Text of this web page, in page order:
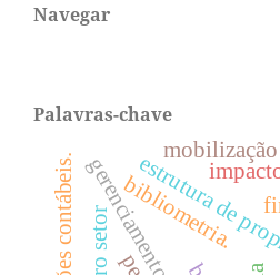
Navegar
Palavras-chave
estrutura de
bibliometria.